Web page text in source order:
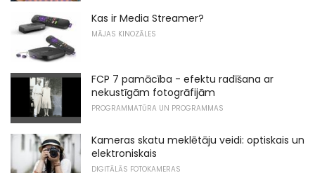
Kas ir Media Streamer?
MĀJAS KINOZĀLES
FCP 7 pamācība - efektu radīšana ar
nekustīgām fotogrāfijām
PROGRAMMATŪRA UN PROGRAMMAS
Kameras skatu meklētāju veidi: optiskais un
elektroniskais
DIGITĀLĀS FOTOKAMERAS